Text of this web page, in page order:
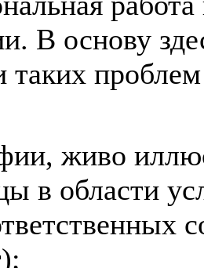
В основу
таких
живо
в области